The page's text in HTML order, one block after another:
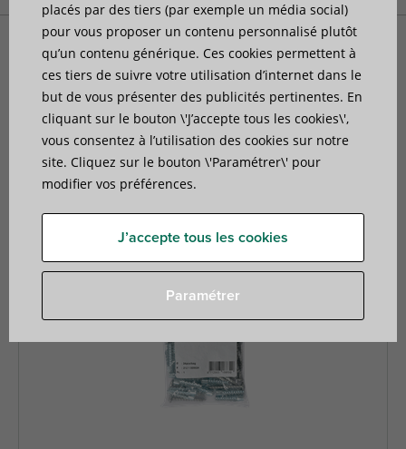
Accessoires coupe-feu
2 articles trouvés Filtrer
placés par des tiers (par exemple un média social)
pour vous proposer un contenu personnalisé plutôt
qu’un contenu générique. Ces cookies permettent à
ces tiers de suivre votre utilisation d’internet dans le
but de vous présenter des publicités pertinentes. En
cliquant sur le bouton \'J’accepte tous les cookies\',
vous consentez à l’utilisation des cookies sur notre
site. Cliquez sur le bouton \'Paramétrer\' pour
modifier vos préférences.
J’accepte tous les cookies
Paramétrer